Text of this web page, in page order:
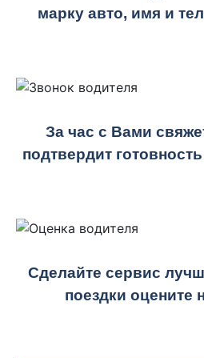
марку авто, имя и
За час с Вами
подтвердит
Сделайте сервис
поездки оцените